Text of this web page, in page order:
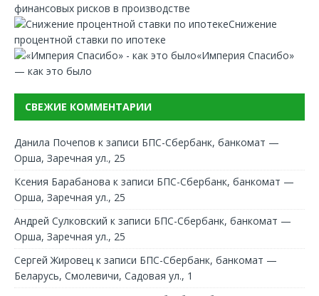
финансовых рисков в производстве
Снижение
процентной ставки по ипотеке
«Империя Спасибо»
— как это было
СВЕЖИЕ КОММЕНТАРИИ
Данила Почепов к записи БПС-Сбербанк, банкомат —
Орша, Заречная ул., 25
Ксения Барабанова к записи БПС-Сбербанк, банкомат —
Орша, Заречная ул., 25
Андрей Сулковский к записи БПС-Сбербанк, банкомат —
Орша, Заречная ул., 25
Сергей Жировец к записи БПС-Сбербанк, банкомат —
Беларусь, Смолевичи, Садовая ул., 1